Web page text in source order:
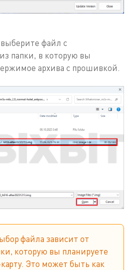
файл с
папки, в которую вы
архива с прошивкой.
файла зависит от
которую вы планируете
Это может быть как